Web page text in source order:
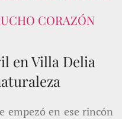
CORAZÓN
en Villa Delia
empezó en ese rincón